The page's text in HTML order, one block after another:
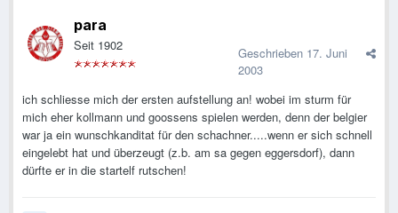
para
Seit 1902 Geschrieben 17. Juni
2003
ich schliesse mich der ersten aufstellung an! wobei im sturm für
mich eher kollmann und goossens spielen werden, denn der belgier
war ja ein wunschkanditat für den schachner.....wenn er sich schnell
eingelebt hat und überzeugt (z.b. am sa gegen eggersdorf), dann
dürfte er in die startelf rutschen!